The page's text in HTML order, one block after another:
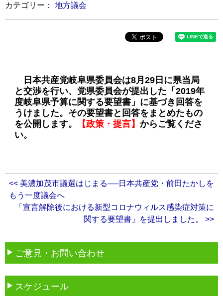
カテゴリー： 地方議会
日本共産党岐阜県委員会は8月29日に県当局
と交渉を行い、党県委員会が提出した「2019年
度岐阜県予算に関する要望書」に基づき回答を
うけました。その要望書と回答をまとめたもの
を公開します。
【政策・提言】からご覧くださ
い。
<< 美濃加茂市議選はじまる──日本共産党・前田たかしを
もう一度議会へ
「宣言解除後における新型コロナウィルス感染症対策に
関する要望書」を提出しました。 >>
ご意見・お問い合わせ
スケジュール